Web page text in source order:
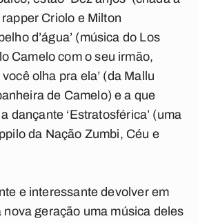
Criolo e Milton
d’água’ (música do Los
Camelo com o seu irmão,
olha pra ela’ (da Mallu
de Camelo) e a que
dançante ‘Estratosférica’ (uma
da Nação Zumbi, Céu e
e interessante devolver em
nova geração uma música deles